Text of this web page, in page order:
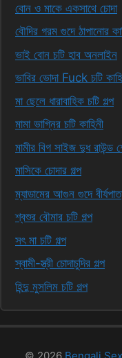
বোন ও মাকে একসাথে চোদা
বৌদির গরম গুদে ঠাপানোর
ভাই বোন চটি হাব অনলাইন
ভাবির ভোদা Fuck চটি
মা ছেলে ধারাবাহিক চটি গল্প
মামা ভাগ্নির চটি কাহিনী
মামীর বিগ সাইজ দুধ রাউন্ড
মাসিকে চোদার গল্প
ম্যাডামের আগুন গুদে বীর্যপাত
শ্বশুর বৌমার চটি গল্প
সৎ মা চটি গল্প
স্বামী-স্ত্রী চোদাচুদির গল্প
হিন্দু মুসলিম চটি গল্প
© 2026 Bengali